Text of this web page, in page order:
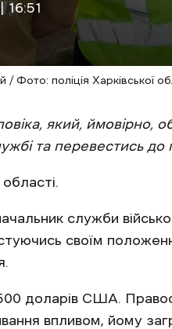
16:51
/ Фото: поліція Харківської
який, ймовірно,
та перевестись до
області.
служби
своїм
доларів США.
впливом, йому